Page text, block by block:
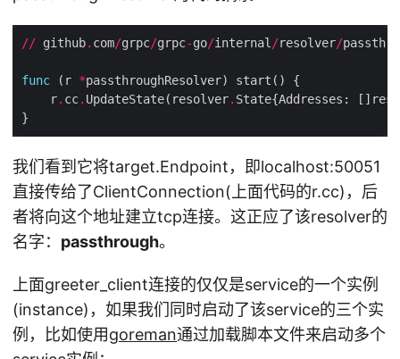
// github. com/grpc/grpc-go/internal /resolver/
func (r *
    r
. cc. UpdateState(resolver. State{Addresses:
我们看到它将target.Endpoint，即localhost:50051
直接传给了ClientConnection(上面代码的r.cc)，后
者将向这个地址建立tcp连接。这正应了该resolver的
名字： passthrough。
上面greeter_client连接的仅仅是service的一个实例
(instance)，如果我们同时启动了该service的三个实
例，比如使用goreman通过加载脚本文件来启动多个